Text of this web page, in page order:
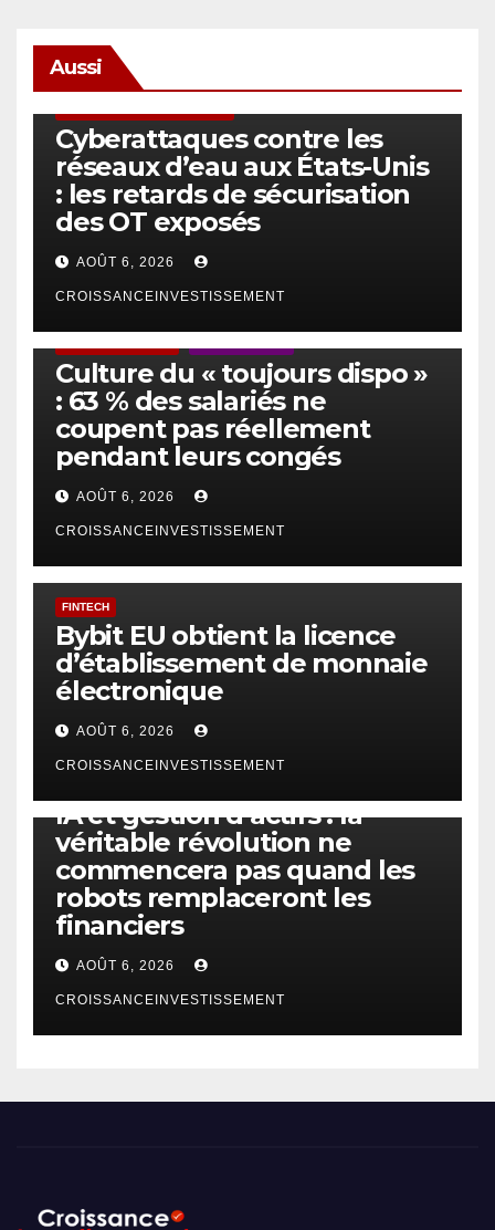
Aussi
Cyberattaques contre les
réseaux d’eau aux États-Unis
: les retards de sécurisation
des OT exposés
AOÛT 6, 2026
CROISSANCEINVESTISSEMENT
Culture du « toujours dispo »
: 63 % des salariés ne
coupent pas réellement
pendant leurs congés
AOÛT 6, 2026
CROISSANCEINVESTISSEMENT
FINTECH
Bybit EU obtient la licence
d’établissement de monnaie
électronique
AOÛT 6, 2026
CROISSANCEINVESTISSEMENT
IA et gestion d’actifs : la
véritable révolution ne
commencera pas quand les
robots remplaceront les
financiers
AOÛT 6, 2026
CROISSANCEINVESTISSEMENT